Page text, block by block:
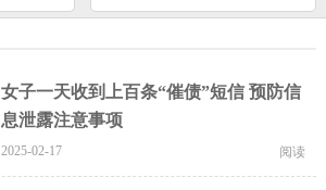
女子一天收到上百条“催债”短信 预防信
息泄露注意事项
2025-02-17 阅读